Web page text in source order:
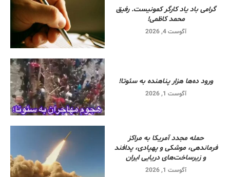
گرامی باد یاد کارگر کمونیست. رفیق
محمد کاظمی!
آگوست 4, 2026
ورود ده‌ها هزار پناهنده به سئوتا!
آگوست 1, 2026
حمله مجدد آمریکا به مراکز
فرماندهی، موشکی و پهپادی، پدافند
و زیرساخت‌های دریایی ایران
آگوست 1, 2026